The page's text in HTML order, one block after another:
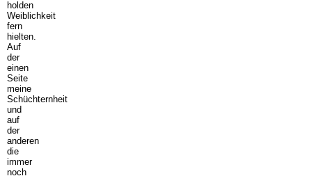
holden
Weiblichkeit
fern
hielten.
Auf
der
einen
Seite
meine
Schüchternheit
und
auf
der
anderen
die
immer
noch